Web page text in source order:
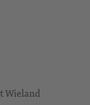
Wieland